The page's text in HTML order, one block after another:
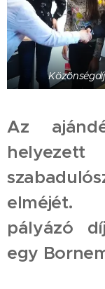
Közönségdíj
Az
elméjét.
pályázó
egy